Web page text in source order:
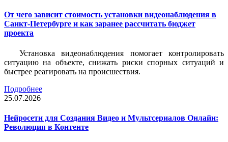
От чего зависит стоимость установки видеонаблюдения в
Санкт-Петербурге и как заранее рассчитать бюджет
проекта
Установка видеонаблюдения помогает контролировать
ситуацию на объекте, снижать риски спорных ситуаций и
быстрее реагировать на происшествия.
Подробнее
25.07.2026
Нейросети для Создания Видео и Мультсериалов Онлайн:
Революция в Контенте